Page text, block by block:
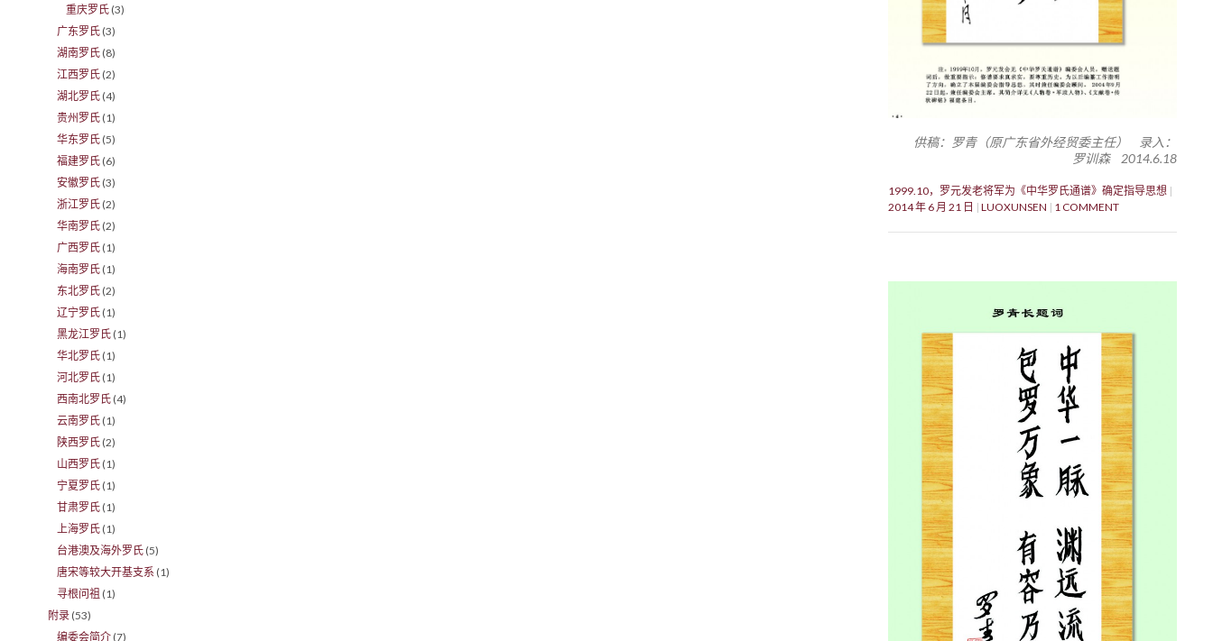
供稿：罗青（原广东省外经贸委主任） 录入：
罗训森 2014.6.18
1999.10，罗元发老将军为《中华罗氏通谱》确定指导思想
2014 年 6 月 21 日
LUOXUNSEN 1 COMMENT
重庆罗氏 (3)
广东罗氏 (3)
湖南罗氏 (8)
江西罗氏 (2)
湖北罗氏 (4)
贵州罗氏 (1)
华东罗氏 (5)
福建罗氏 (6)
安徽罗氏 (3)
浙江罗氏 (2)
华南罗氏 (2)
广西罗氏 (1)
海南罗氏 (1)
东北罗氏 (2)
辽宁罗氏 (1)
黑龙江罗氏 (1)
华北罗氏 (1)
河北罗氏 (1)
西南北罗氏 (4)
云南罗氏 (1)
陕西罗氏 (2)
山西罗氏 (1)
宁夏罗氏 (1)
甘肃罗氏 (1)
上海罗氏 (1)
台港澳及海外罗氏 (5)
唐宋等较大开基支系 (1)
寻根问祖 (1)
附录 (53)
编委会简介 (7)